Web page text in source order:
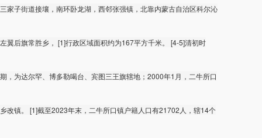
三家子街道接壤，南环卧龙湖，西邻张强镇，北靠内蒙古自治区科尔沁
左翼后旗常胜乡， [1]行政区域面积约为167平方千米。 [4-5]清初时
期，为达尔罕、博多勒喝台、宾图三王旗辖地；2000年1月，二牛所口
乡改镇。 [1]截至2023年末，二牛所口镇户籍人口有21702人，辖14个